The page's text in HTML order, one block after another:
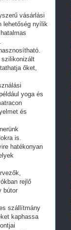
vásárlási
lehetőség nyílik
szilikonizált
őket,
yoga és
és
is.
hatékonyan
rejlő
bútor
szállítmány
kaphassa